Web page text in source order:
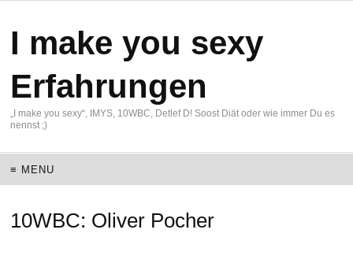
I make you sexy
Erfahrungen
„I make you sexy“, IMYS, 10WBC, Detlef D! Soost Diät oder wie immer Du es
nennst ;)
≡ MENU
10WBC: Oliver Pocher